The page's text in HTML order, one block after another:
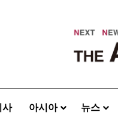
사 아시아 뉴스